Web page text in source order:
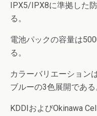
IPX5/IPX8に準拠した
る。
電池パックの容量は
る。
カラーバリエーション
ブルーの3色展開である
KDDIおよびOkinawa